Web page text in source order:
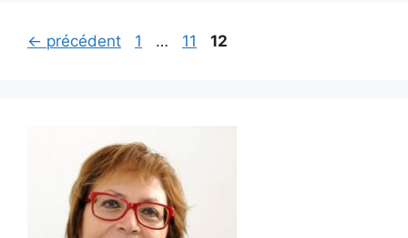
← précédent Page
1 … Page
11 Page
12